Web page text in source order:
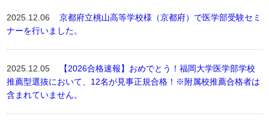
2025.12.06京都府立桃山高等学校様（京都府）で医学部受験セミ
ナーを行いました。
2025.12.05
【2026合格速報】おめでとう！福岡大学医学部学校
推薦型選抜において、12名が見事正規合格！※附属校推薦合格者は
含まれていません。